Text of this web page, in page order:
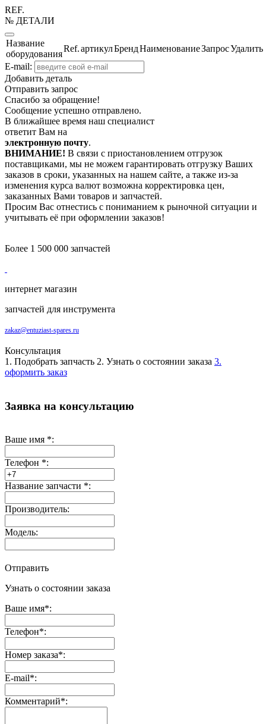
REF.
№ ДЕТАЛИ
Название
оборудования
Ref.артикулБрендНаименованиеЗапросУдалить
E-mail:
Добавить деталь
Отправить запрос
Спасибо за обращение!
Сообщение успешно отправлено.
В ближайшее время наш специалист
ответит Вам на
электронную почту.
ВНИМАНИЕ! В связи с приостановлением отгрузок
поставщиками, мы не можем гарантировать отгрузку Ваших
заказов в сроки, указанных на нашем сайте, а также из-за
изменения курса валют возможна корректировка цен,
заказанных Вами товаров и запчастей.
Просим Вас отнестись с пониманием к рыночной ситуации и
учитывать её при оформлении заказов!
Более 1 500 000 запчастей
интернет магазин
запчастей для инструмента
zakaz@entuziast-spares.ru
Консультация
1. Подобрать запчасть 2. Узнать о состоянии заказа 3.
оформить заказ
Заявка на консультацию
Ваше имя *:
Телефон *:
Название запчасти *:
Производитель:
Модель:
Отправить
Узнать о состоянии заказа
Ваше имя*:
Телефон*:
Номер заказа*:
E-mail*:
Комментарий*: